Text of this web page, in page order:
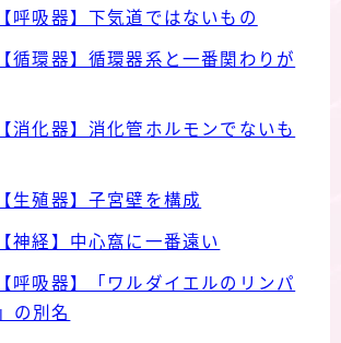
呼吸器】下気道ではないもの
循環器】循環器系と一番関わりが
消化器】消化管ホルモンでないも
生殖器】子宮壁を構成
神経】中心窩に一番遠い
呼吸器】「ワルダイエルのリンパ
の別名